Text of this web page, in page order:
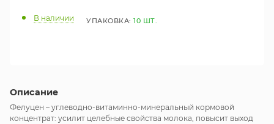
Описание
Фелуцен – углеводно-витаминно-минеральный кормовой
концентрат: усилит целебные свойства молока, повысит выход
В наличии УПАКОВКА: 10 ШТ.